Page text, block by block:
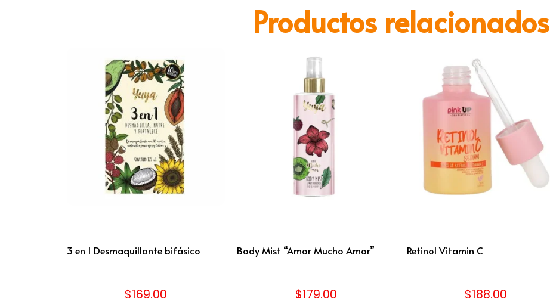
Productos relacionados
3 en 1 Desmaquillante bifásico
$169.00
Body Mist “Amor Mucho Amor”
$179.00
Retinol Vitamin C
$188.00